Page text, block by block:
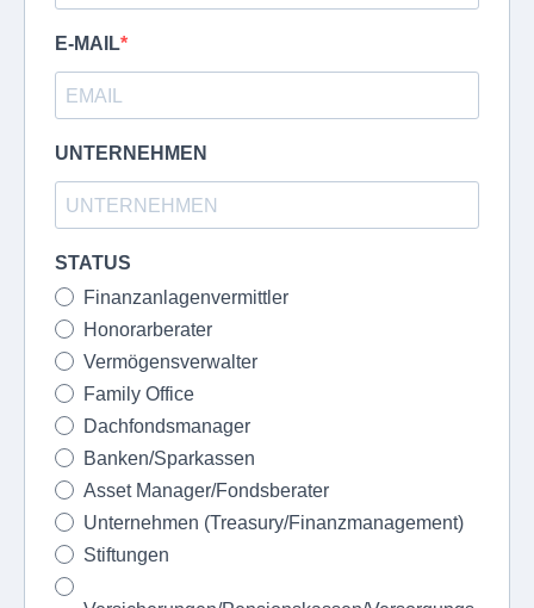
E-MAIL
UNTERNEHMEN
STATUS
Finanzanlagenvermittler
Honorarberater
Vermögensverwalter
Family Office
Dachfondsmanager
Banken/Sparkassen
Asset Manager/Fondsberater
Unternehmen (Treasury/Finanzmanagement)
Stiftungen